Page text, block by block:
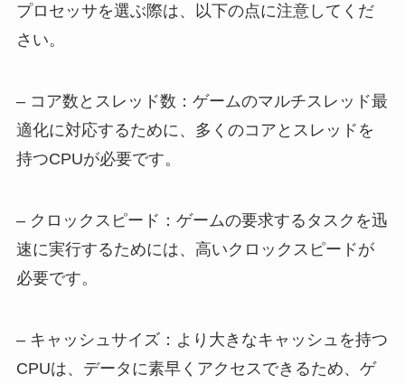
プロセッサを選ぶ際は、以下の点に注意してくだ
さい。
– コア数とスレッド数：ゲームのマルチスレッド最
適化に対応するために、多くのコアとスレッドを
持つCPUが必要です。
– クロックスピード：ゲームの要求するタスクを迅
速に実行するためには、高いクロックスピードが
必要です。
– キャッシュサイズ：より大きなキャッシュを持つ
CPUは、データに素早くアクセスできるため、ゲ